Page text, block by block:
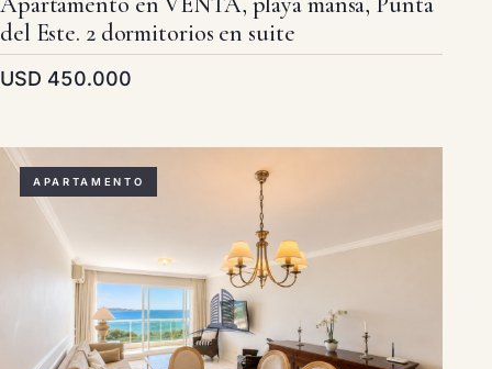
del Este. 2 dormitorios en suite
USD 450.000
APARTAMENTO